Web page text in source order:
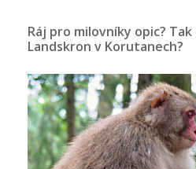
Ráj pro milovníky opic?
Landskron v Korutanech?